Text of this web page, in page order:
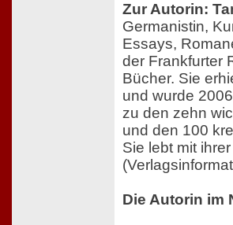
Zur Autorin:
Germanistin,
Essays,
der Frankfurter
Bücher. Sie
und wurde
zu den zehn
und den 100
Sie lebt mit
Die Autorin im